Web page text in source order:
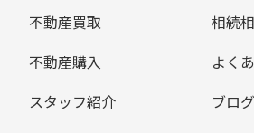
不動産買取
相続
不動産購入
よく
スタッフ紹介
ブログ